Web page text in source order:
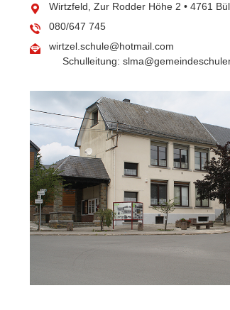
Wirtzfeld, Zur Rodder Höhe 2 • 4761
080/647 745
wirtzel.schule@hotmail.com
Schulleitung: